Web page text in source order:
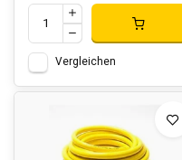
Vergleichen